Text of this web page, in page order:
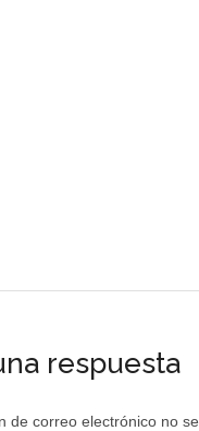
respuesta
de correo electrónico no